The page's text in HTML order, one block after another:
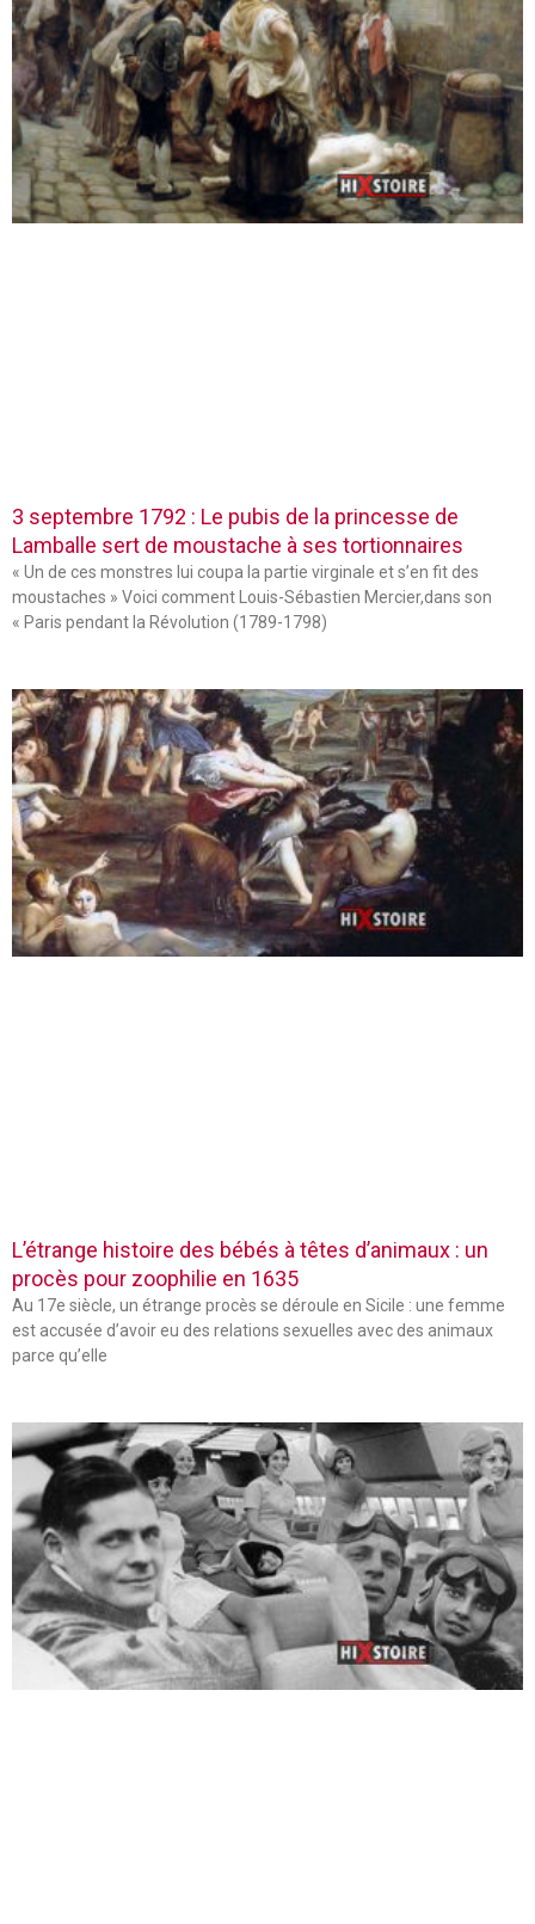
3 septembre 1792 : Le pubis de la princesse de
Lamballe sert de moustache à ses tortionnaires
« Un de ces monstres lui coupa la partie virginale et s’en fit des
moustaches » Voici comment Louis-Sébastien Mercier,dans son
« Paris pendant la Révolution (1789-1798)
L’étrange histoire des bébés à têtes d’animaux : un
procès pour zoophilie en 1635
Au 17e siècle, un étrange procès se déroule en Sicile : une femme
est accusée d’avoir eu des relations sexuelles avec des animaux
parce qu’elle